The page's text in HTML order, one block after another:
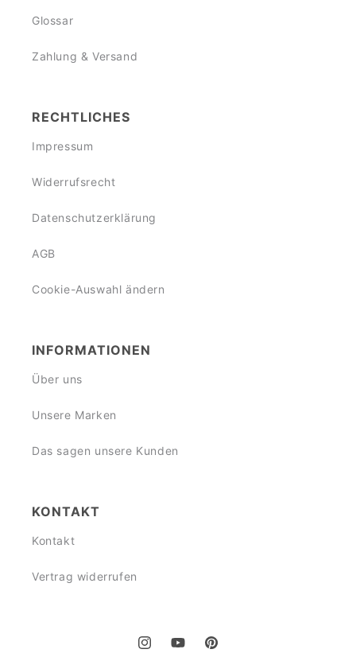
Glossar
Zahlung & Versand
RECHTLICHES
Impressum
Widerrufsrecht
Datenschutzerklärung
AGB
Cookie-Auswahl ändern
INFORMATIONEN
Über uns
Unsere Marken
Das sagen unsere Kunden
KONTAKT
Kontakt
Vertrag widerrufen
InstagramYouTubePinterest